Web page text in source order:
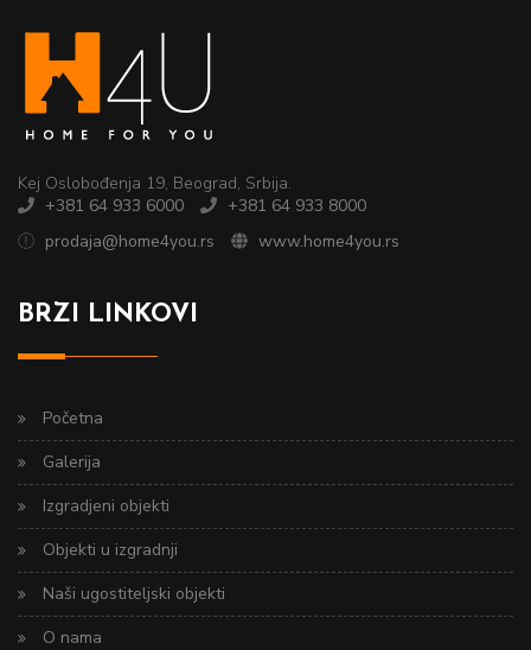
Kej Oslobođenja 19, Beograd, Srbija.
+381 64 933 6000
+381 64 933 8000
prodaja@home4you.rs
www.home4you.rs
BRZI LINKOVI
Početna
Galerija
Izgradjeni objekti
Objekti u izgradnji
Naši ugostiteljski objekti
O nama